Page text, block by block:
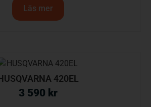
Läs mer
420EL
3 590 kr